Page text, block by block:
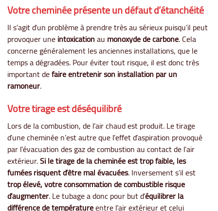
Votre cheminée présente un défaut d’étanchéité
Il s’agit d’un problème à prendre très au sérieux puisqu’il peut
provoquer uneintoxicationau monoxyde de carbone. Cela
concerne généralement les anciennes installations, que le
temps a dégradées. Pour éviter tout risque, il est donc très
important defaire entretenir son installation par un
ramoneur.
Votre tirage est déséquilibré
Lors de la combustion, de l’air chaud est produit. Le tirage
d’une cheminée n’est autre que l’effet d’aspiration provoqué
par l’évacuation des gaz de combustion au contact de l’air
extérieur.Si le tirage de la cheminée est trop faible, les
fumées risquent d’être mal évacuées. Inversement s’il est
trop élevé, votre consommation de combustible risque
d’augmenter. Le tubage a donc pour but d’équilibrer la
différence de températureentre l’air extérieur et celui